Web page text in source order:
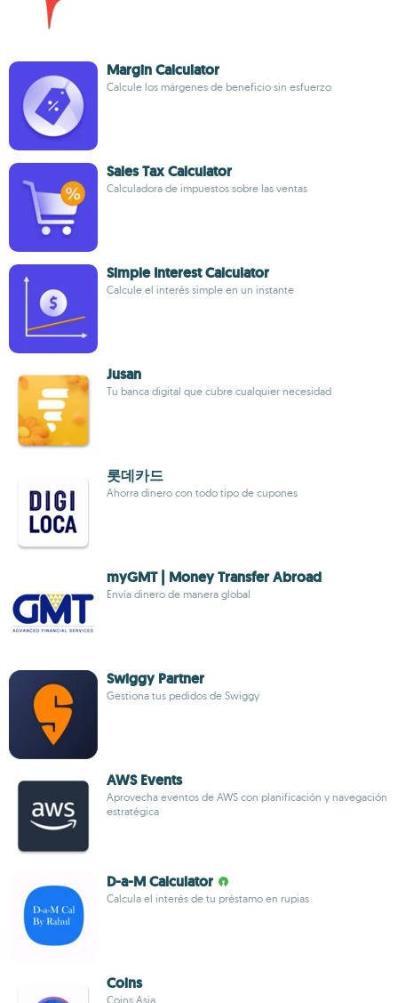
Margin Calculator
Calcule los márgenes de beneficio sin esfuerzo
Sales Tax Calculator
Calculadora de impuestos sobre las ventas
Simple Interest Calculator
Calcule el interés simple en un instante
Jusan
Tu banca digital que cubre cualquier necesidad
롯데카드
Ahorra dinero con todo tipo de cupones
myGMT | Money Transfer Abroad
Envía dinero de manera global
Swiggy Partner
Gestiona tus pedidos de Swiggy
AWS Events
Aprovecha eventos de AWS con planificación y navegación
estratégica
D-a-M Calculator
Calcula el interés de tu préstamo en rupias
Coins
Coins Asia